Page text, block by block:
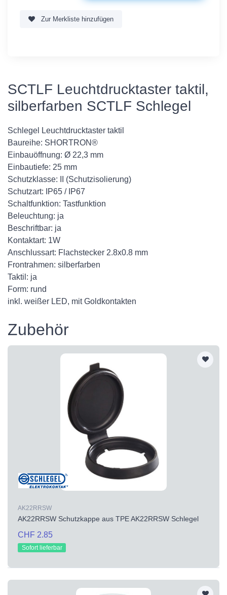
Zur Merkliste hinzufügen
SCTLF Leuchtdrucktaster taktil,
silberfarben SCTLF Schlegel
Schlegel Leuchtdrucktaster taktil
Baureihe: SHORTRON®
Einbauöffnung: Ø 22,3 mm
Einbautiefe: 25 mm
Schutzklasse: II (Schutzisolierung)
Schutzart: IP65 / IP67
Schaltfunktion: Tastfunktion
Beleuchtung: ja
Beschriftbar: ja
Kontaktart: 1W
Anschlussart: Flachstecker 2.8x0.8 mm
Frontrahmen: silberfarben
Taktil: ja
Form: rund
inkl. weißer LED, mit Goldkontakten
Zubehör
AK22RRSW
AK22RRSW Schutzkappe aus TPE AK22RRSW Schlegel
CHF 2.85
Sofort lieferbar